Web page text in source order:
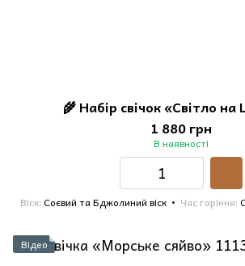
🌾 Набір свічок «Світло на
1 880 грн
В наявності
Віск Соєвий та Бджолиний віск Час горіння
Відео